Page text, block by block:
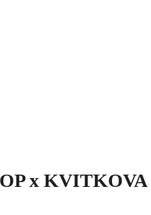
x KVITKOVA